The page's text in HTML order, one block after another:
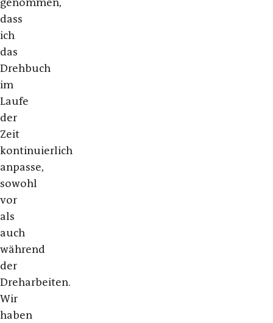
dass
ich
das
Drehbuch
im
Laufe
der
Zeit
kontinuierlich
anpasse,
sowohl
vor
als
auch
während
der
Dreharbeiten.
Wir
haben